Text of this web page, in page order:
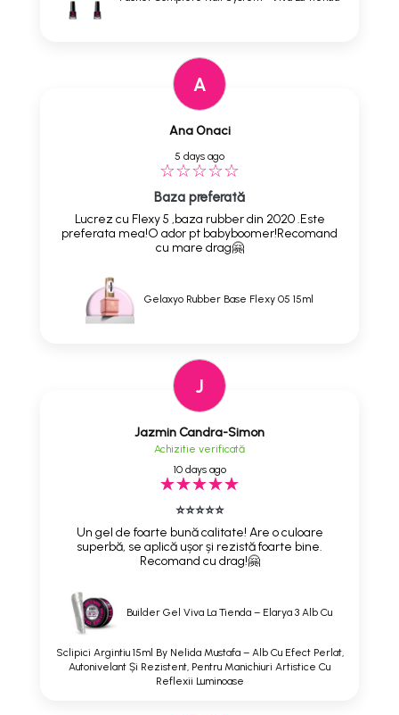
A
Ana Onaci
5 days ago
Baza preferată
Lucrez cu Flexy 5 ,baza rubber din 2020 .Este
preferata mea!O ador pt babyboomer!Recomand
cu mare drag🤗
Gelaxyo Rubber Base Flexy 05 15ml
J
Jazmin Candra-Simon
Achizitie verificată
10 days ago
⭐⭐⭐⭐⭐
Un gel de foarte bună calitate! Are o culoare
superbă, se aplică ușor și rezistă foarte bine.
Recomand cu drag!🤗
Builder Gel Viva La Tienda – Elarya 3 Alb Cu
Sclipici Argintiu 15ml By Nelida Mustafa – Alb Cu Efect Perlat,
Autonivelant Și Rezistent, Pentru Manichiuri Artistice Cu
Reflexii Luminoase